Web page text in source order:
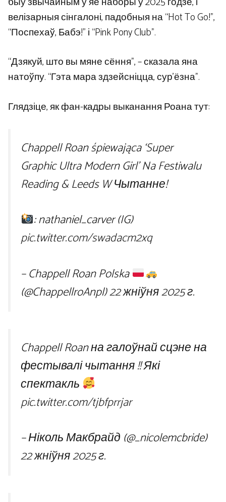
велізарныя сінгалоні, падобныя на “Hot To Go!”,
“Поспехаў, Бабэ!” і “Pink Pony Club”.
“Дзякуй, што вы мяне сёння”, – сказала яна
натоўпу. “Гэта мара здзейсніцца, сур’ёзна”.
Глядзіце, як фан-кадры выканання Роана тут:
Chappell Roan śpiewająca ‘Super
Graphic Ultra Modern Girl’ Na Festiwalu
Reading & Leeds W Чытанне!
: nathaniel_carver (IG)
pic.twitter.com/swadacm2xq
– Chappell Roan Polska
(@ChappellroAnpl)22 жніўня 2025 г.
Chappell Roan на галоўнай сцэне на
фестывалі чытання !! Які
спектакль
pic.twitter.com/tjbfprrjar
– Ніколь Макбрайд (@_nicolemcbride)
22 жніўня 2025 г.